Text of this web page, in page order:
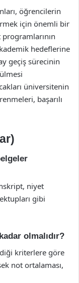
öğrencilerin
için önemli bir
hedeflerine
geçiş sürecinin
üniversitenin
başarılı
niyet
gibi
olmalıdır?
kriterlere göre
not ortalaması,